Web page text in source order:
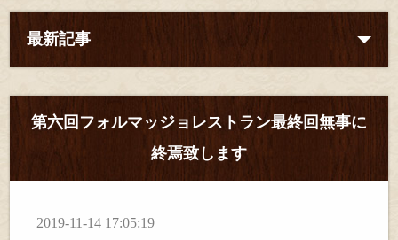
最新記事
第六回フォルマッジョレストラン最終回無事に
終焉致します
2019-11-14 17:05:19